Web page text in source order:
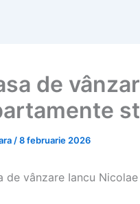
de
/8 februarie 2026
de vânzare Iancu